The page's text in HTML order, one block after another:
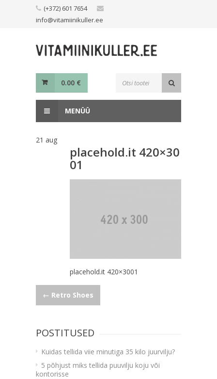
(+372) 601 7654
info@vitamiinikuller.ee
0.00 €
MENÜÜ
21 aug
placehold.it 420×30
01
placehold.it 420×3001
Navigeerimine
← Retro Shoes
POSTITUSED
Kuidas tellida viie minutiga 35 kilo juurvilju?
5 põhjust miks tellida puuvilju koju või
kontorisse